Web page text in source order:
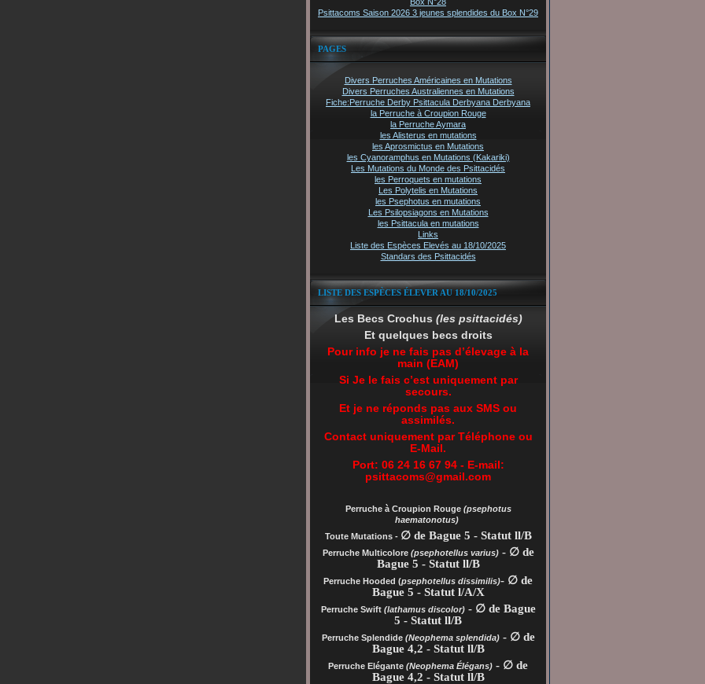
Psittacoms Saison 2026 3 jeunes splendides du Box N°29
PAGES
Divers Perruches Américaines en Mutations
Divers Perruches Australiennes en Mutations
Fiche:Perruche Derby Psittacula Derbyana Derbyana
la Perruche à Croupion Rouge
la Perruche Aymara
les Alisterus en mutations
les Aprosmictus en Mutations
les Cyanoramphus en Mutations (Kakariki)
Les Mutations du Monde des Psittacidés
les Perroquets en mutations
Les Polytelis en Mutations
les Psephotus en mutations
Les Psilopsiagons en Mutations
les Psittacula en mutations
Links
Liste des Espèces Elevés au 18/10/2025
Standars des Psittacidés
LISTE DES ESPÈCES ÉLEVER AU 18/10/2025
Les Becs Crochus (les psittacidés)
Et quelques becs droits
Pour info je ne fais pas d’élevage à la
main (EAM)
Si Je le fais c’est uniquement par
secours.
Et je ne réponds pas aux SMS ou
assimilés.
Contact uniquement par Téléphone ou
E-Mail.
Port: 06 24 16 67 94 - E-mail:
psittacoms@gmail.com
Perruche à Croupion Rouge(psephotus
haematonotus)
Toute Mutations - ∅ de Bague 5 - Statut ll/B
Perruche Multicolore (psephotellus varius)- ∅ de
Bague 5 - Statut ll/B
Perruche Hooded (psephotellus dissimilis)- ∅ de
Bague 5 - Statut l/A/X
Perruche Swift (lathamus discolor)- ∅ de Bague
5 - Statut ll/B
Perruche Splendide (Neophema splendida)- ∅ de
Bague 4,2 - Statut ll/B
Perruche Elégante (Neophema Élégans) - ∅ de
Bague 4,2 - Statut ll/B